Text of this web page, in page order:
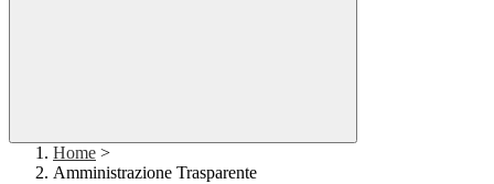
Home >
Amministrazione Trasparente